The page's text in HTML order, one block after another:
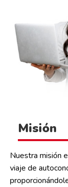
Misión
Nuestra misión
viaje de